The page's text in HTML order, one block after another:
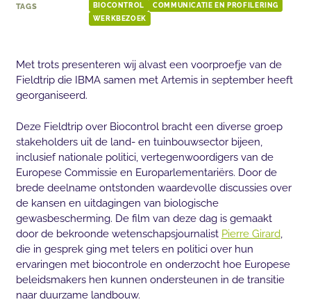
TAGS BIOCONTROL
COMMUNICATIE EN PROFILERING
WERKBEZOEK
Met trots presenteren wij alvast een voorproefje van de
Fieldtrip die IBMA samen met Artemis in september heeft
georganiseerd.
Deze Fieldtrip over Biocontrol bracht een diverse groep
stakeholders uit de land- en tuinbouwsector bijeen,
inclusief nationale politici, vertegenwoordigers van de
Europese Commissie en Europarlementariërs. Door de
brede deelname ontstonden waardevolle discussies over
de kansen en uitdagingen van biologische
gewasbescherming. De film van deze dag is gemaakt
door de bekroonde wetenschapsjournalist Pierre Girard,
die in gesprek ging met telers en politici over hun
ervaringen met biocontrole en onderzocht hoe Europese
beleidsmakers hen kunnen ondersteunen in de transitie
naar duurzame landbouw.